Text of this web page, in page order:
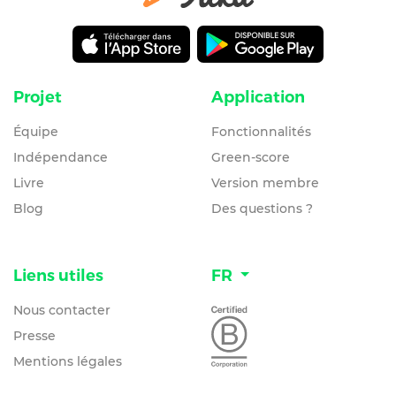
Projet
Équipe
Indépendance
Livre
Blog
Application
Fonctionnalités
Green-score
Version membre
Des questions ?
Liens utiles
Nous contacter
Presse
Mentions légales
FR